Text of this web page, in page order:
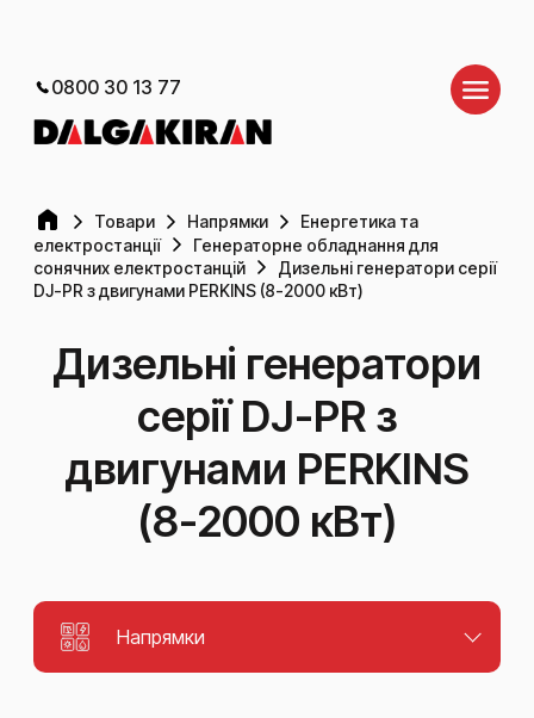
0800 30 13 77
Товари Напрямки
Енергетика та
електростанції
Генераторне обладнання для
сонячних електростанцій
Дизельні генератори серії
DJ-PR з двигунами PERKINS (8-2000 кВт)
Дизельні генератори
серії DJ-PR з
двигунами PERKINS
(8-2000 кВт)
Напрямки